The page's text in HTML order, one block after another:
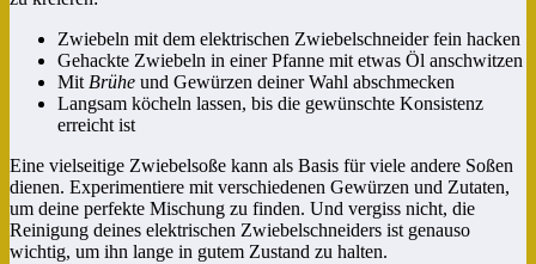
Zwiebeln mit dem elektrischen Zwiebelschneider fein hacken
Gehackte Zwiebeln in einer Pfanne mit etwas Öl anschwitzen
Mit Brühe und Gewürzen deiner Wahl abschmecken
Langsam köcheln lassen, bis die gewünschte Konsistenz
erreicht ist
Eine vielseitige Zwiebelsoße kann als Basis für viele andere Soßen
dienen. Experimentiere mit verschiedenen Gewürzen und Zutaten,
um deine perfekte Mischung zu finden. Und vergiss nicht, die
Reinigung deines elektrischen Zwiebelschneiders ist genauso
wichtig, um ihn lange in gutem Zustand zu halten.